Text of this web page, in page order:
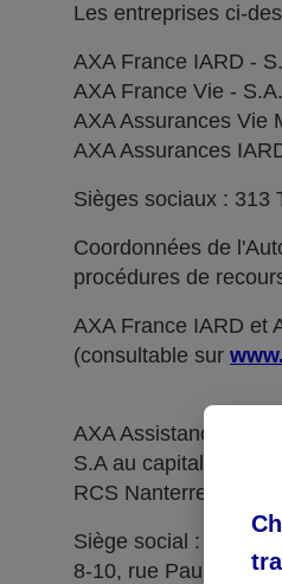
Les entreprises ci-
AXA France IARD -
AXA France Vie -
AXA Assurances Vie
AXA Assurances
Sièges sociaux : 313
Coordonnées de
procédures de
AXA France IARD et
(consultable sur
AXA Assistance
S.A au capital de 51
RCS Nanterre 415
Siège social :
8-10, rue Paul Vaillant